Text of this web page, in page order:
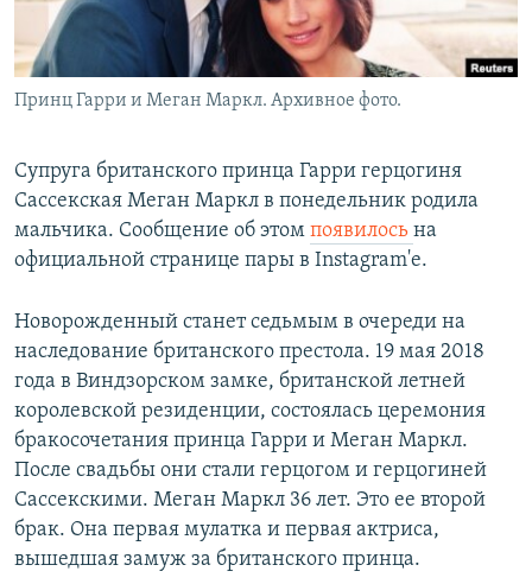
Принц Гарри и Меган Маркл. Архивное фото.
Супруга британского принца Гарри герцогиня
Сассекская Меган Маркл в понедельник родила
мальчика. Сообщение об этом появилось на
официальной странице пары в Instagram'е.
Новорожденный станет седьмым в очереди на
наследование британского престола. 19 мая 2018
года в Виндзорском замке, британской летней
королевской резиденции, состоялась церемония
бракосочетания принца Гарри и Меган Маркл.
После свадьбы они стали герцогом и герцогиней
Сассекскими. Меган Маркл 36 лет. Это ее второй
брак. Она первая мулатка и первая актриса,
вышедшая замуж за британского принца.